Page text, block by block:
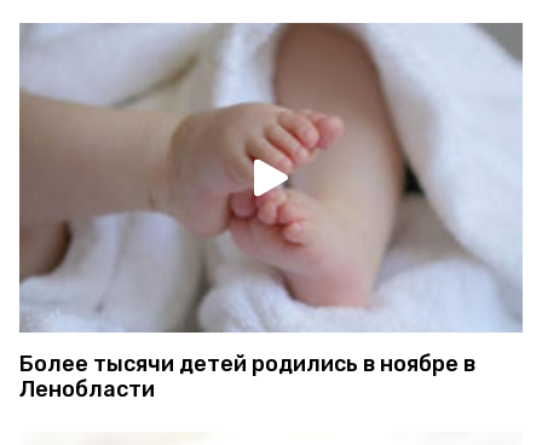
Более тысячи детей родились в ноябре в
Ленобласти